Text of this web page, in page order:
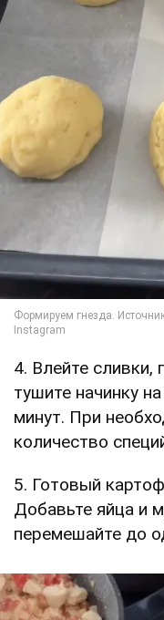
4. Влейте сливки,
тушите начинку
минут. При
количество
5. Готовый
Добавьте яйца и
перемешайте до